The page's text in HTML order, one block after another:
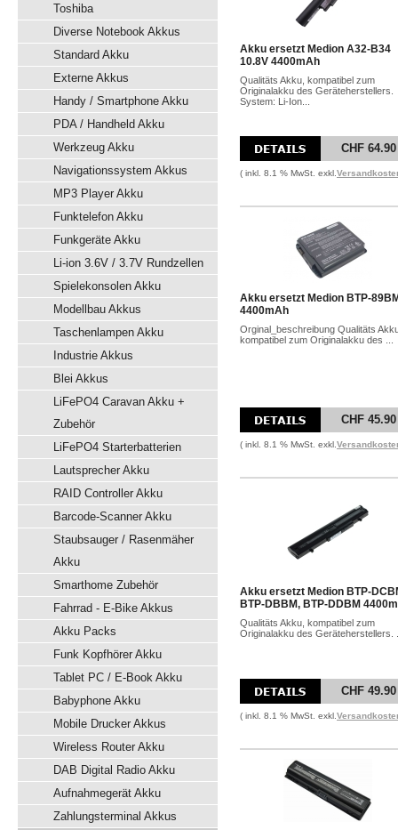
Toshiba
Diverse Notebook Akkus
Standard Akku
Externe Akkus
Handy / Smartphone Akku
PDA / Handheld Akku
Werkzeug Akku
Navigationssystem Akkus
MP3 Player Akku
Funktelefon Akku
Funkgeräte Akku
Li-ion 3.6V / 3.7V Rundzellen
Spielekonsolen Akku
Modellbau Akkus
Taschenlampen Akku
Industrie Akkus
Blei Akkus
LiFePO4 Caravan Akku +
Zubehör
LiFePO4 Starterbatterien
Lautsprecher Akku
RAID Controller Akku
Barcode-Scanner Akku
Staubsauger / Rasenmäher
Akku
Smarthome Zubehör
Fahrrad - E-Bike Akkus
Akku Packs
Funk Kopfhörer Akku
Tablet PC / E-Book Akku
Babyphone Akku
Mobile Drucker Akkus
Wireless Router Akku
DAB Digital Radio Akku
Aufnahmegerät Akku
Zahlungsterminal Akkus
Akku ersetzt Medion A32-B34
10.8V 4400mAh
Qualitäts Akku, kompatibel zum
Originalakku des Geräteherstellers.
System: Li-Ion...
CHF 64.90
( inkl. 8.1 % MwSt. exkl.
Akku ersetzt Medion BTP-
4400mAh
Orginal_beschreibung Qualitäts
kompatibel zum Originalakku des ...
CHF 45.90
( inkl. 8.1 % MwSt. exkl.
Akku ersetzt Medion BTP-
BTP-DBBM, BTP-DDBM
Qualitäts Akku, kompatibel zum
Originalakku des Geräteherstellers.
CHF 49.90
( inkl. 8.1 % MwSt. exkl.